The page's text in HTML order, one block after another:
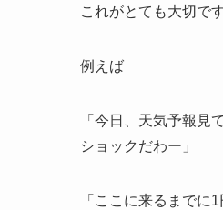
これがとても大切です
例えば
「今日、天気予報見
ショックだわー」
「ここに来るまでに